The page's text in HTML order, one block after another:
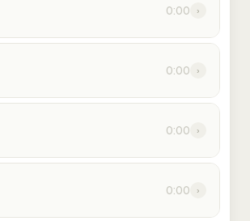
0:00 ›
0:00 ›
0:00 ›
0:00 ›